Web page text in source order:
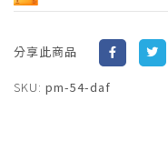
分享此商品
SKU: pm-54-daf